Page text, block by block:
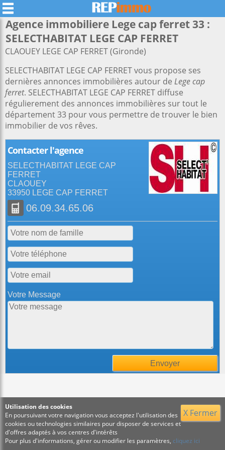
Agence immobiliere Lege cap ferret 33 :
SELECTHABITAT LEGE CAP FERRET
CLAOUEY LEGE CAP FERRET (Gironde)
SELECTHABITAT LEGE CAP FERRET vous propose ses
dernières annonces immobilières autour de Lege cap
ferret. SELECTHABITAT LEGE CAP FERRET diffuse
régulierement des annonces immobilières sur tout le
département 33 pour vous permettre de trouver le bien
immobilier de vos rêves.
Contacter l'agence
SELECTHABITAT LEGE CAP
FERRET
CLAOUEY
33950 LEGE CAP FERRET
06.09.34.65.06
Votre Message
X Fermer
Utilisation des cookies
En poursuivant votre navigation vous acceptez l'utilisation des
cookies ou technologies similaires pour disposer de services et
d'offres adaptés à vos centres d'intérêts
Pour plus d'informations, gérer ou modifier les paramètres, cliquez ici